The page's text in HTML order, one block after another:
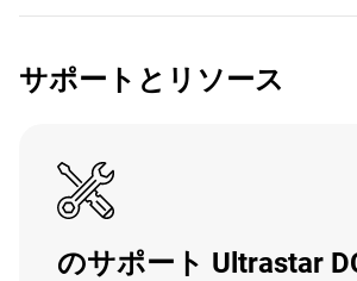
サポートとリソース
のサポート Ultrastar